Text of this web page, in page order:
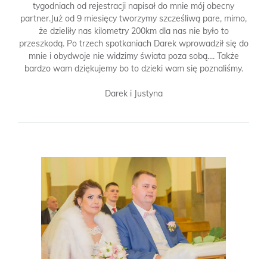
tygodniach od rejestracji napisał do mnie mój obecny
partner.Już od 9 miesięcy tworzymy szcześliwą pare, mimo,
że dzieliły nas kilometry 200km dla nas nie było to
przeszkodą. Po trzech spotkaniach Darek wprowadził się do
mnie i obydwoje nie widzimy świata poza sobą.... Także
bardzo wam dziękujemy bo to dzieki wam się poznaliśmy.
Darek i Justyna